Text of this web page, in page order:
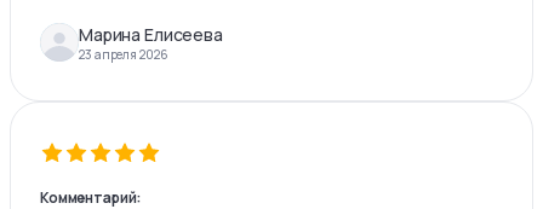
Марина Елисеева
23 апреля 2026
Комментарий: